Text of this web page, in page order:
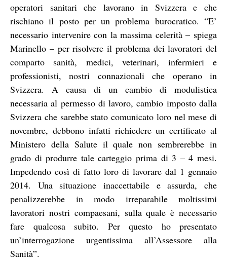
operatori sanitari che lavorano in Svizzera e che
rischiano il posto per un problema burocratico. “E’
necessario intervenire con la massima celerità – spiega
Marinello – per risolvere il problema dei lavoratori del
comparto sanità, medici, veterinari, infermieri e
professionisti, nostri connazionali che operano in
Svizzera. A causa di un cambio di modulistica
necessaria al permesso di lavoro, cambio imposto dalla
Svizzera che sarebbe stato comunicato loro nel mese di
novembre, debbono infatti richiedere un certificato al
Ministero della Salute il quale non sembrerebbe in
grado di produrre tale carteggio prima di 3 – 4 mesi.
Impedendo così di fatto loro di lavorare dal 1 gennaio
2014. Una situazione inaccettabile e assurda, che
penalizzerebbe in modo irreparabile moltissimi
lavoratori nostri compaesani, sulla quale è necessario
fare qualcosa subito. Per questo ho presentato
un’interrogazione urgentissima all’Assessore alla
Sanità”.